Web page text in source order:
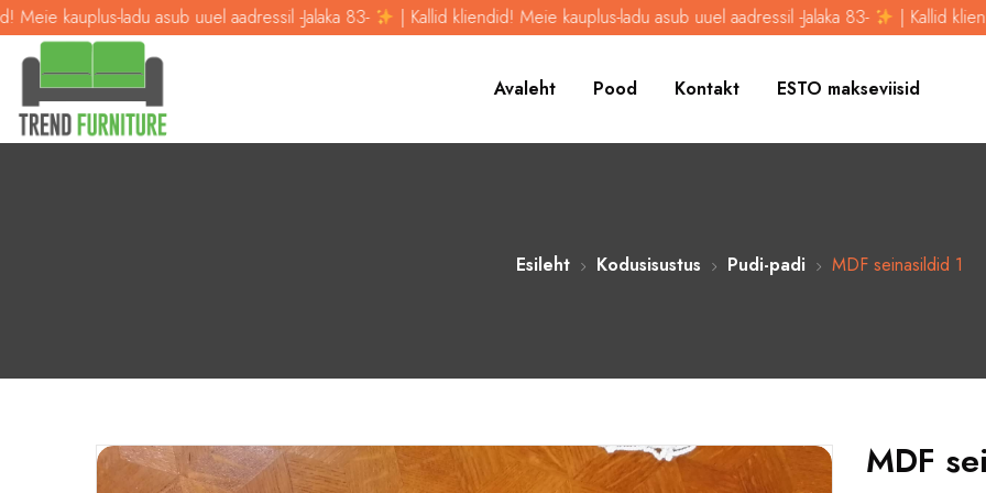
ladu asub uuel aadressil -Jalaka 83- | Kallid kliendid! Meie kauplus-ladu asub uuel aadressil -Jalaka 83- | Kallid kliendid! Meie
Avaleht Pood Kontakt ESTO makseviisid
Esileht Kodusisustus Pudi-padi MDF seinasildid 1
MDF